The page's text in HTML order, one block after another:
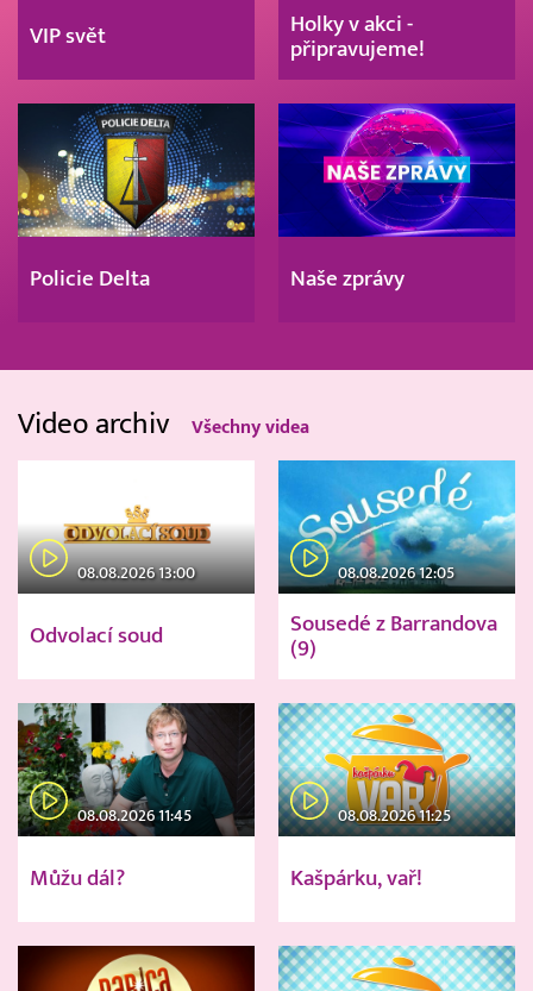
VIP svět
Holky v akci -
připravujeme!
Policie Delta Naše zprávy
Video archiv Všechny videa
08.08.2026 13:00
Odvolací soud
08.08.2026 12:05
Sousedé z Barrandova
(9)
08.08.2026 11:45
Můžu dál?
08.08.2026 11:25
Kašpárku, vař!